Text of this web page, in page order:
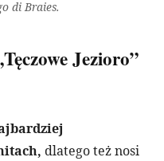
di Braies.
Jezioro”
dlatego też nosi